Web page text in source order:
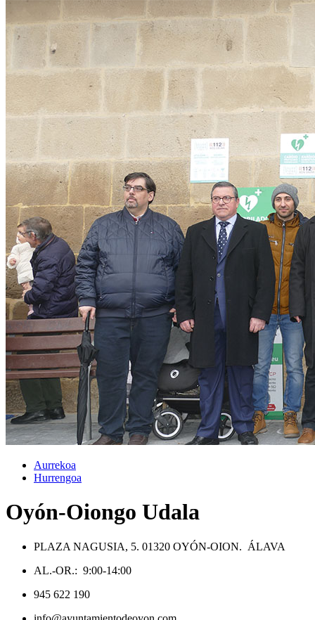
Aurrekoa
Hurrengoa
Oyón-Oiongo Udala
PLAZA NAGUSIA, 5. 01320 OYÓN-OION. ÁLAVA
AL.-OR.: 9:00-14:00
945 622 190